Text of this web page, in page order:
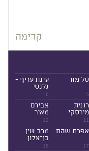
קדימה
5
טל מור
6
עינת עריף -
גלנטי
11
רונית
מירסקי
12
אבירם
מאיר
17
אפרת שהם
18
מרב שין
בן־אלון